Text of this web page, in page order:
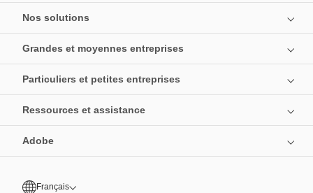
Nos solutions
Grandes et moyennes entreprises
Particuliers et petites entreprises
Ressources et assistance
Adobe
Français